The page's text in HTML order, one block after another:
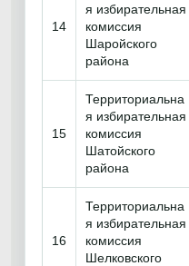
14
я избирательная
комиссия
Шаройского
района
15
Территориальна
я избирательная
комиссия
Шатойского
района
16
Территориальна
я избирательная
комиссия
Шелковского